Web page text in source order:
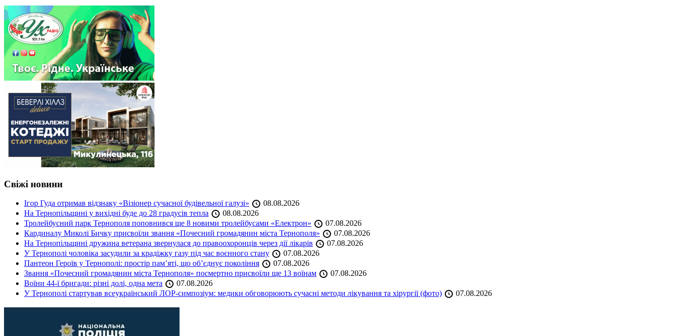
Свіжі новини
Ігор Гуда отримав відзнаку «Візіонер сучасної будівельної галузі»
08.08.2026
На Тернопільщині у вихідні буде до 28 градусів тепла
08.08.2026
Тролейбусний парк Тернополя поповнився ще 8 новими тролейбусами «Електрон»
07.08.2026
Кардиналу Миколі Бичку присвоїли звання «Почесний громадянин міста Тернополя»
07.08.2026
На Тернопільщині дружина ветерана звернулася до правоохоронців через дії лікарів
07.08.2026
У Тернополі чоловіка засудили за крадіжку газу під час воєнного стану
07.08.2026
Пантеон Героїв у Тернополі: простір пам’яті, що об’єднує покоління
07.08.2026
Звання «Почесний громадянин міста Тернополя» посмертно присвоїли ще 13 воїнам
07.08.2026
Воїни 44-ї бригади: різні долі, одна мета
07.08.2026
У Тернополі стартував всеукраїнський ЛОР-симпозіум: медики обговорюють сучасні методи лікування та хірургії (фото)
07.08.2026